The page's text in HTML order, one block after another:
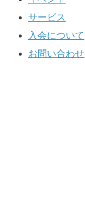
サービス
入会について
お問い合わせ